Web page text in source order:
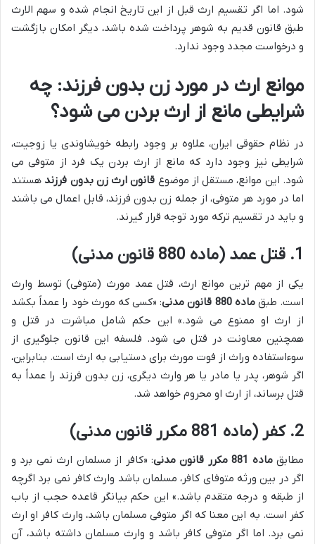
شود. اما اگر تقسیم ارث قبل از این تاریخ انجام شده و سهم الارث
طبق قانون قدیم به شوهر پرداخت شده باشد، دیگر امکان بازگشت
و درخواست مجدد وجود ندارد.
موانع ارث در مورد زن بدون فرزند: چه
شرایطی مانع از ارث بردن می شود؟
در نظام حقوقی ایران، علاوه بر وجود رابطه خویشاوندی یا زوجیت،
شرایطی نیز وجود دارد که مانع از ارث بردن یک فرد از متوفی می
شود. این موانع، مستقل از موضوع قانون ارث زن بدون فرزندهستند
اما در مورد هر متوفی، از جمله زن بدون فرزند، قابل اعمال می باشند
و باید در تقسیم ترکه مورد توجه قرار گیرند.
1. قتل عمد (ماده 880 قانون مدنی)
یکی از مهم ترین موانع ارث، قتل عمد مورث (متوفی) توسط وارث
است. طبقماده 880 قانون مدنی
: «کسی که مورث خود را عمداً بکشد
از ارث او ممنوع می شود.» این حکم شامل مباشرت در قتل و
همچنین معاونت در قتل می شود. فلسفه این قانون جلوگیری از
سوءاستفاده وراث از فوت مورث برای دستیابی به ارث است. بنابراین،
اگر شوهر، پدر یا مادر یا هر وارث دیگری، زن بدون فرزند را عمداً به
قتل برساند، از ارث او محروم خواهد شد.
2. کفر (ماده 881 مکرر قانون مدنی)
مطابقماده 881 مکرر قانون مدنی
: «کافر از مسلمان ارث نمی برد و
اگر در بین ورثه متوفای کافر، مسلمان باشد وارث کافر نمی برد اگرچه
از طبقه و درجه متقدم باشد.» این حکم بیانگر قاعده حجب از باب
کفر است. به این معنا که اگر متوفی مسلمان باشد، وارث کافر او ارث
نمی برد. اما اگر متوفی کافر باشد و وارث مسلمان داشته باشد، آن